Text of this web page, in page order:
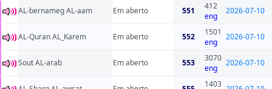
AL-bernameg AL-aam Em aberto 551
412
eng
2026-07-10
AL-Quran AL_Karem Em aberto 552
1501
eng
2026-07-10
Sout AL-arab Em aberto 553
3070
eng
2026-07-10
1403